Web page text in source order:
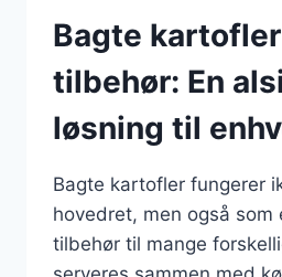
Bagte
tilbehør: En
løsning til
Bagte kartofler fungerer
hovedret, men også som
tilbehør til mange